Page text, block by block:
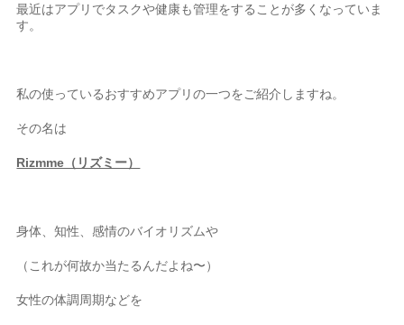
最近はアプリでタスクや健康も管理をすることが多くなっていま
す。
私の使っているおすすめアプリの一つをご紹介しますね。
その名は
Rizmme（リズミー）
身体、知性、感情のバイオリズムや
（これが何故か当たるんだよね〜）
女性の体調周期などを